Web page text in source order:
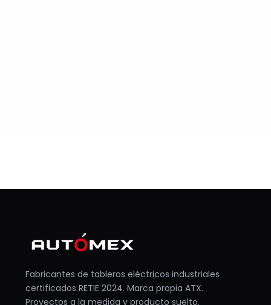
Fabricantes de tableros eléctricos industriales
certificados RETIE 2024. Marca propia ATX.
Proyectos a la medida y producto suelto.